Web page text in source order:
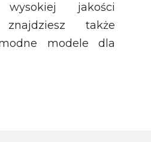
wysokiej jakości
znajdziesz także
modele dla